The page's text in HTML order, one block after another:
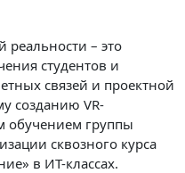
– это
студентов и
связей и проектной
созданию VR-
группы
сквозного курса
в ИТ-классах.